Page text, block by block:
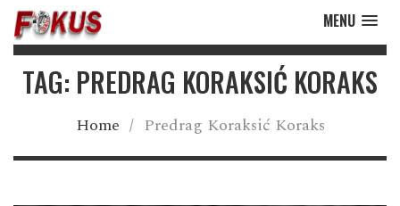
MENU
TAG: PREDRAG KORAKSIĆ KORAKS
Home / Predrag Koraksić Koraks